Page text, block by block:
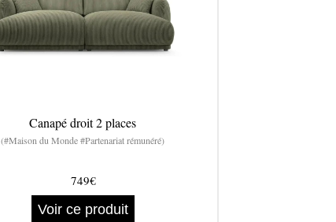
Canapé droit 2 places
(#Maison du Monde #Partenariat rémunéré)
749€
Voir ce produit